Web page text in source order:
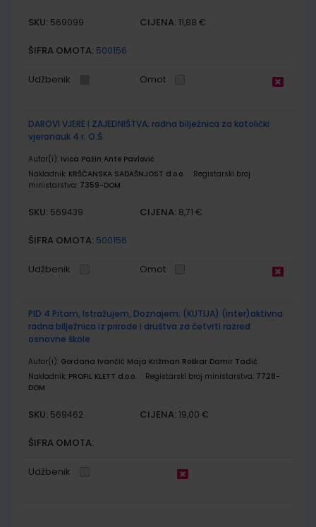
SKU: 569099 CIJENA: 11,88 €
ŠIFRA OMOTA: 500156
Udžbenik Omot
DAROVI VJERE I ZAJEDNIŠTVA; radna bilježnica za katolički
vjeronauk 4 r. O.Š.
Autor(i): Ivica Pažin Ante Pavlović
Nakladnik: KRŠĆANSKA SADAŠNJOST d.o.o.
Registarski broj
ministarstva: 7359-DOM
SKU: 569439 CIJENA: 8,71 €
ŠIFRA OMOTA: 500156
Udžbenik Omot
PID 4 Pitam, Istražujem, Doznajem; (KUTIJA) (inter)aktivna
radna bilježnica iz prirode i društva za četvrti razred
osnovne škole
Autor(i): Gordana Ivančić Maja Križman Roškar Damir Tadić
Nakladnik: PROFIL KLETT d.o.o. Registarski broj ministarstva: 7728-
DOM
SKU: 569462 CIJENA: 19,00 €
ŠIFRA OMOTA:
Udžbenik